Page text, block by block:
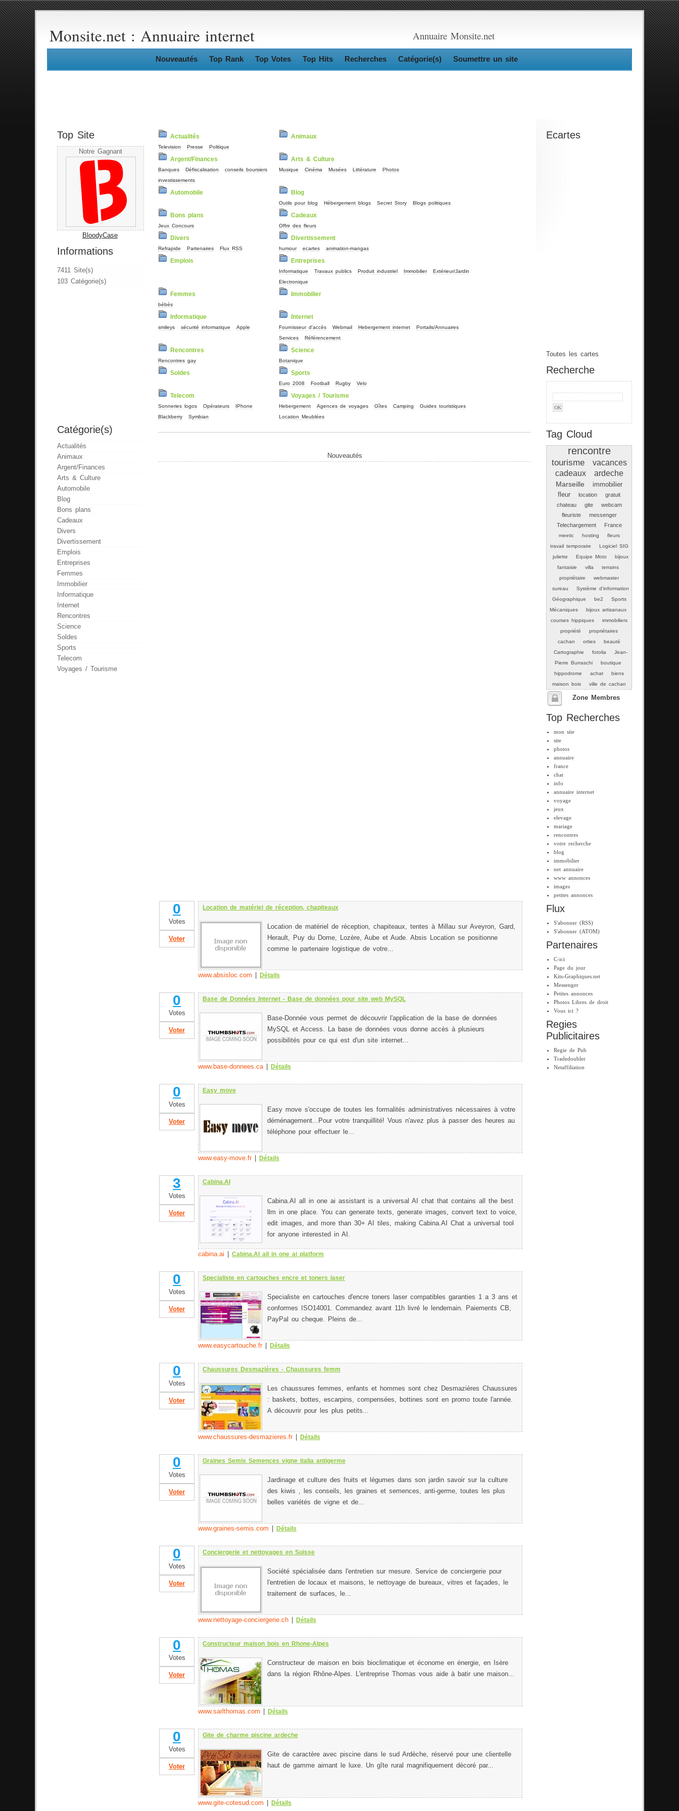
Monsite.net : Annuaire internet Annuaire Monsite.net
Nouveautés Top Rank Top Votes Top Hits Recherches Catégorie(s) Soumettre un site
Top Site
Notre Gagnant
BloodyCase
Informations
7411 Site(s)
103 Catégorie(s)
Catégorie(s)
Actualités
Animaux
Argent/Finances
Arts & Culture
Automobile
Blog
Bons plans
Cadeaux
Divers
Divertissement
Emplois
Entreprises
Femmes
Immobilier
Informatique
Internet
Rencontres
Science
Soldes
Sports
Telecom
Voyages / Tourisme
Ecartes
Toutes les cartes
Recherche
Tag Cloud
rencontre
tourisme
vacances
cadeaux
ardeche
Marseille
immobilier
fleur
location
gratuit
chateau
gite
webcam
fleuriste
messenger
Telechargement
France
meetic hosting
fleurs
travail temporaire
Logiciel SIG
juliette
Equipe Moto
bijoux
fantaisie
villa
terrains
propriétaire
webmaster
sureau
Système d'information
Géographique
be2
Sports
Mécaniques
bijoux artisanaux
courses hippiques
immobiliers
propriété
propriétaires
cachan
orties
beauté
Cartographie
fotolia
Jean-
Pierre Burraschi
boutique
hippodrome
achat
biens
maison bois
ville de cachan
Zone Membres
Top Recherches
mon site
site
photos
annuaire
france
chat
info
annuaire internet
voyage
jeux
elevage
mariage
rencontres
votre recherche
blog
immobilier
net annuaire
www annonces
images
petites annonces
Flux
S'abonner (RSS)
S'abonner (ATOM)
Partenaires
C-ici
Page du jour
Kits-Graphiques.net
Messenger
Petites annonces
Photos Libres de droit
Vous ici ?
Regies
Publicitaires
Regie de Pub
Tradedoubler
Netaffiliation
Actualités
Television Presse Politique
Animaux
Argent/Finances
Banques Défiscalisation
conseils boursiers
investissements
Arts & Culture
Musique Cinéma Musées Littérature Photos
Automobile Blog
Outils pour blog Hébergement blogs Secret Story Blogs politiques
Bons plans
Jeux Concours
Cadeaux
Offrir des fleurs
Divers
Refrapide Partenaires Flux RSS
Divertissement
humour ecartes animation-mangas
Emplois Entreprises
Informatique Travaux publics Produit industriel Immobilier
Extérieur/Jardin
Electronique
Femmes
bébés
Immobilier
Informatique
smileys sécurité informatique Apple
Internet
Fournisseur d'accès Webmail Hebergement internet
Portails/Annuaires
Services
Référencement
Rencontres
Rencontres gay
Science
Botanique
Soldes Sports
Euro 2008 Football Rugby Velo
Telecom
Sonneries logos Opérateurs
IPhone
Blackberry
Symbian
Voyages / Tourisme
Hebergement Agences de voyages Gîtes Camping
Guides touristiques
Location Meublées
Nouveautés
0
Votes
Voter
Location de matériel de réception, chapiteaux
Location de matériel de réception, chapiteaux, tentes à Millau sur Aveyron, Gard,
Herault, Puy du Dome, Lozère, Aube et Aude. Absis Location se positionne
comme le partenaire logistique de votre...
www.absisloc.com Détails
0
Votes
Voter
Base de Données Internet - Base de données pour site web MySQL
Base-Donnée vous permet de découvrir l'application de la base de données
MySQL et Access. La base de données vous donne accès à plusieurs
possibilités pour ce qui est d'un site internet...
www.base-donnees.ca| Détails
0
Votes
Voter
Easy move
Easy move s'occupe de toutes les formalités administratives nécessaires à votre
déménagement...Pour votre tranquillité! Vous n'avez plus à passer des heures au
téléphone pour effectuer le...
www.easy-move.fr| Détails
3
Votes
Voter
Cabina.AI
Cabina.AI all in one ai assistant is a universal AI chat that contains all the best
llm in one place. You can generate texts, generate images, convert text to voice,
edit images, and more than 30+ AI tiles, making Cabina.AI Chat a universal tool
for anyone interested in AI.
cabina.ai Cabina.AI all in one ai platform
0
Votes
Voter
Specialiste en cartouches encre et toners laser
Specialiste en cartouches d'encre toners laser compatibles garanties 1 a 3 ans et
conformes ISO14001. Commandez avant 11h livré le lendemain. Paiements CB,
PayPal ou cheque. Pleins de...
www.easycartouche.fr| Détails
0
Votes
Voter
Chaussures Desmazières - Chaussures femm
Les chaussures femmes, enfants et hommes sont chez Desmazières Chaussures
: baskets, bottes, escarpins, compensées, bottines sont en promo toute l'année.
A découvrir pour les plus petits...
www.chaussures-desmazieres.fr| Détails
0
Votes
Voter
Graines Semis Semences vigne italia antigerme
Jardinage et culture des fruits et légumes dans son jardin savoir sur la culture
des kiwis , les conseils, les graines et semences, anti-germe, toutes les plus
belles variétés de vigne et de...
www.graines-semis.com Détails
0
Votes
Voter
Conciergerie et nettoyages en Suisse
Société spécialisée dans l'entretien sur mesure. Service de conciergerie pour
l'entretien de locaux et maisons, le nettoyage de bureaux, vitres et façades, le
traitement de surfaces, le...
www.nettoyage-conciergerie.ch Détails
0
Votes
Voter
Constructeur maison bois en Rhone-Alpes
Constructeur de maison en bois bioclimatique et économe en énergie, en Isère
dans la région Rhône-Alpes. L'entreprise Thomas vous aide à batir une maison...
www.sarlthomas.com Détails
0
Votes
Voter
Gite de charme piscine ardeche
Gite de caractère avec piscine dans le sud Ardèche, réservé pour une clientelle
haut de gamme aimant le luxe. Un gîte rural magnifiquement décoré par...
www.gite-cotesud.com Détails